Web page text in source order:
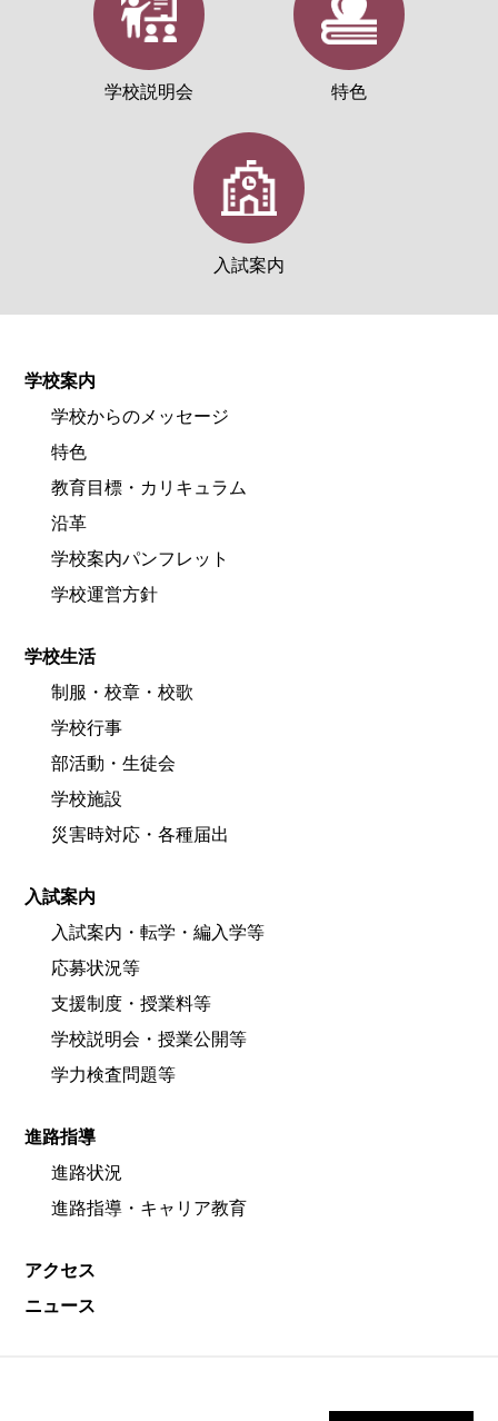
学校説明会 特色
入試案内
学校案内
学校からのメッセージ
特色
教育目標・カリキュラム
沿革
学校案内パンフレット
学校運営方針
学校生活
制服・校章・校歌
学校行事
部活動・生徒会
学校施設
災害時対応・各種届出
入試案内
入試案内・転学・編入学等
応募状況等
支援制度・授業料等
学校説明会・授業公開等
学力検査問題等
進路指導
進路状況
進路指導・キャリア教育
アクセス
ニュース